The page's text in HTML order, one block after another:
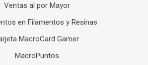
Ventas al por Mayor
en Filamentos y Resinas
MacroCard Gamer
MacroPuntos